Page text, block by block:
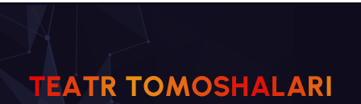
TEATR TOMOSHALARI